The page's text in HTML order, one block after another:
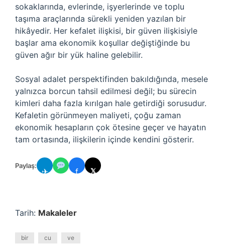
sokaklarında, evlerinde, işyerlerinde ve toplu
taşıma araçlarında sürekli yeniden yazılan bir
hikâyedir. Her kefalet ilişkisi, bir güven ilişkisiyle
başlar ama ekonomik koşullar değiştiğinde bu
güven ağır bir yük haline gelebilir.
Sosyal adalet perspektifinden bakıldığında, mesele
yalnızca borcun tahsil edilmesi değil; bu sürecin
kimleri daha fazla kırılgan hale getirdiği sorusudur.
Kefaletin görünmeyen maliyeti, çoğu zaman
ekonomik hesapların çok ötesine geçer ve hayatın
tam ortasında, ilişkilerin içinde kendini gösterir.
Paylaş:
✈ f 𝕏
Tarih: Makaleler
bir cu ve